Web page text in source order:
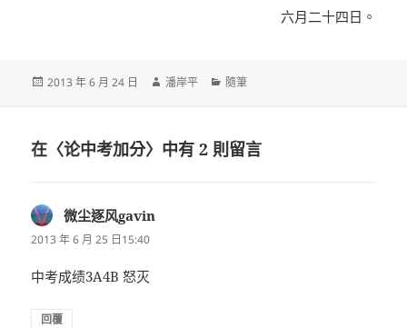
六月二十四日。
發
2013 年 6 月 24 日
作
潘岸平
分
隨筆
在〈论中考加分〉中有 2 則留言
微尘逐风gavin
2013 年 6 月 25 日15:40
中考成绩3A4B 怒灭
回覆